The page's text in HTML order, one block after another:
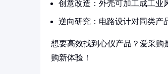
创意改造：外壳可加工成工业
逆向研究：电路设计对同类产
想要高效找到心仪产品？爱采购
购新体验！